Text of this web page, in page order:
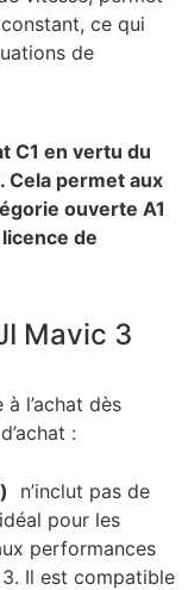
ce qui
de
C1 en vertu du
Cela permet aux
ouverte A1
de
Mavic 3
l’achat dès
:
n’inclut pas de
pour les
performances
Il est compatible